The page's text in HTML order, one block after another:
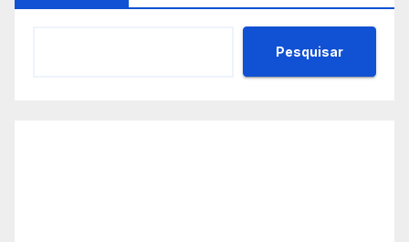
Pesquisar